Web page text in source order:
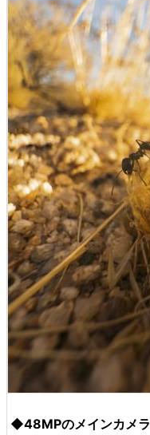
◆48MPのメインカメラ